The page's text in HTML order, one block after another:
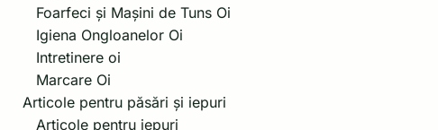
Foarfeci și Mașini de Tuns Oi
Igiena Ongloanelor Oi
Intretinere oi
Marcare Oi
Articole pentru păsări și iepuri
Articole pentru iepuri